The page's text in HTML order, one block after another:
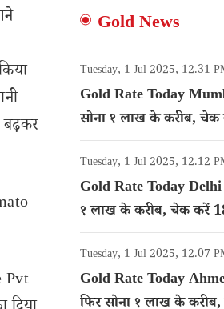
Pvt
Gold News
Tuesday, 1 Jul 2025, 12.31
Gold Rate Today
सोना १ लाख के करीब,
गोल्ड का रेट
Tuesday, 1 Jul 2025, 12.12
Gold Rate Today
१ लाख के करीब, चेक करें
गोल्ड का रेट
Tuesday, 1 Jul 2025, 12.07
Gold Rate Today
फिर सोना १ लाख के